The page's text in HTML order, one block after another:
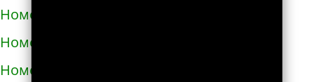
Номера телефонов такси в Ромнах
Номера телефонов такси в Самборе
Номера телефонов такси в Сарнах